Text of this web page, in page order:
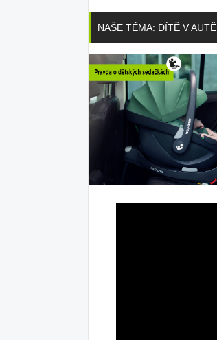
NAŠE TÉMA: DÍTĚ V AUTĚ